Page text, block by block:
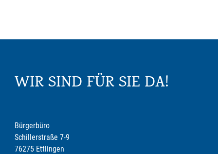
WIR SIND FÜR SIE DA!
Bürgerbüro
Schillerstraße 7-9
76275 Ettlingen